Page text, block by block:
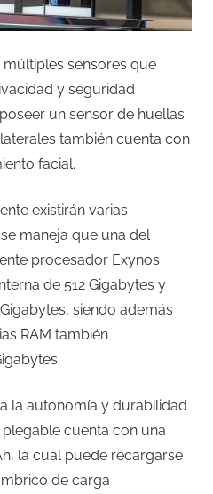
sensores que
y seguridad
un sensor de huellas
también cuenta con
facial.
existirán varias
maneja que una del
procesador Exynos
de 512 Gigabytes y
siendo además
RAM también
la autonomía y durabilidad
cuenta con una
la cual puede recargarse
de carga